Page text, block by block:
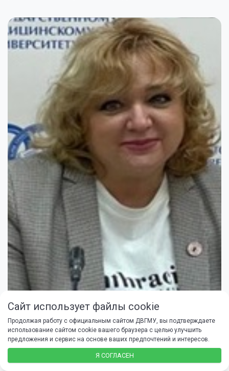
Ракицкая Елена Викторовна
КАФЕДРА ГОСПИТАЛЬНОЙ И ФАКУЛЬТЕТСКОЙ ПЕДИАТРИИ С КУРСОМ
ПРОПЕДЕВТИКИ ДЕТСКИХ БОЛЕЗНЕЙ
ДОЛЖНОСТЬ: заведующий кафедрой
Сайт использует файлы cookie
Продолжая работу с официальным сайтом ДВГМУ, вы подтверждаете
использование сайтом cookie вашего браузера с целью улучшить
предложения и сервис на основе ваших предпочтений и интересов.
Я СОГЛАСЕН